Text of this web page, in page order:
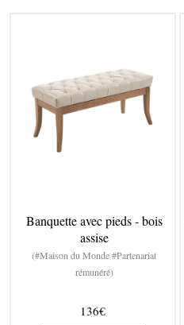
Banquette avec pieds - bois
assise
(#Maison du Monde #Partenariat
rémunéré)
136€